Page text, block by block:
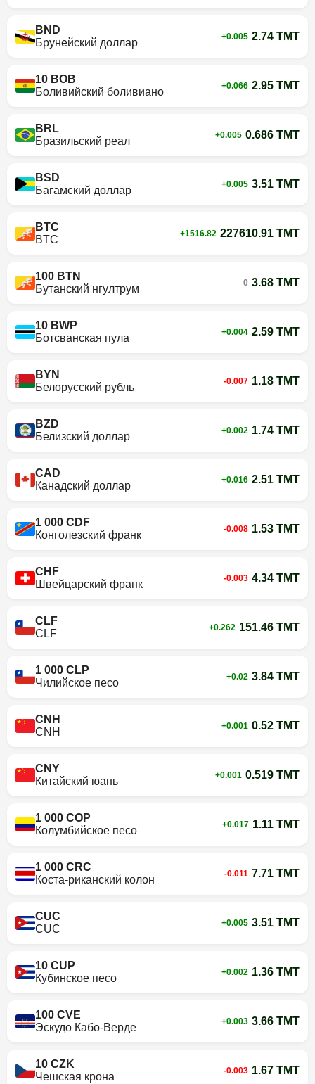
BND
Брунейский доллар
+0.005 2.74 TMT
10 BOB
Боливийский боливиано
+0.066 2.95 TMT
BRL
Бразильский реал
+0.005 0.686 TMT
BSD
Багамский доллар
+0.005 3.51 TMT
BTC
BTC
+1516.82 227610.91 TMT
100 BTN
Бутанский нгултрум
0 3.68 TMT
10 BWP
Ботсванская пула
+0.004 2.59 TMT
BYN
Белорусский рубль
-0.007 1.18 TMT
BZD
Белизский доллар
+0.002 1.74 TMT
CAD
Канадский доллар
+0.016 2.51 TMT
1 000 CDF
Конголезский франк
-0.008 1.53 TMT
CHF
Швейцарский франк
-0.003 4.34 TMT
CLF
CLF
+0.262 151.46 TMT
1 000 CLP
Чилийское песо
+0.02 3.84 TMT
CNH
CNH
+0.001 0.52 TMT
CNY
Китайский юань
+0.001 0.519 TMT
1 000 COP
Колумбийское песо
+0.017 1.11 TMT
1 000 CRC
Коста-риканский колон
-0.011 7.71 TMT
CUC
CUC
+0.005 3.51 TMT
10 CUP
Кубинское песо
+0.002 1.36 TMT
100 CVE
Эскудо Кабо-Верде
+0.003 3.66 TMT
10 CZK
Чешская крона
-0.003 1.67 TMT